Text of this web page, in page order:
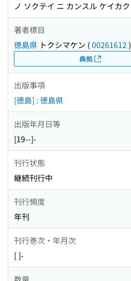
ノ ソクテイ ニ カンスル ケイカク
著者標目
徳島県 トクシマケン (00261612 )
典拠
出版事項
[徳島] : 徳島県
出版年月日等
[19--]-
刊行状態
継続刊行中
刊行頻度
年刊
刊行巻次・年月次
[ ]-